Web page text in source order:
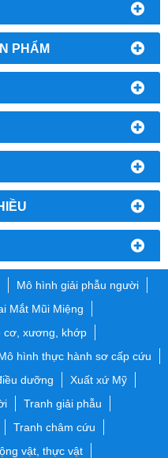
PHẨM
Mô hình giải phẫu người
Mắt Mũi Miệng
cơ, xương, khớp
hình thực hành sơ cấp cứu
dưỡng
Xuất xứ Mỹ
Tranh giải phẫu
Tranh châm cứu
vật, thực vật